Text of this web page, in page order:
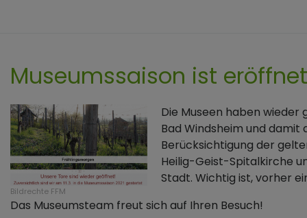
Museumssaison ist
Bildrechte FFM
Die Museen haben wieder
Bad Windsheim und damit
Berücksichtigung der
Heilig-Geist-Spitalkirche
Stadt. Wichtig ist, vorher
Das Museumsteam freut sich auf Ihren Besuch!